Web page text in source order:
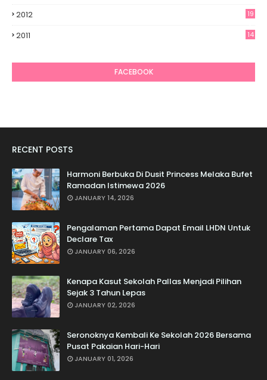
2012
19
2011
14
FACEBOOK
RECENT POSTS
Harmoni Berbuka Di Dusit Princess Melaka Bufet
Ramadan Istimewa 2026
JANUARY 14, 2026
Pengalaman Pertama Dapat Email LHDN Untuk
Declare Tax
JANUARY 06, 2026
Kenapa Kasut Sekolah Pallas Menjadi Pilihan
Sejak 3 Tahun Lepas
JANUARY 02, 2026
Seronoknya Kembali Ke Sekolah 2026 Bersama
Pusat Pakaian Hari-Hari
JANUARY 01, 2026